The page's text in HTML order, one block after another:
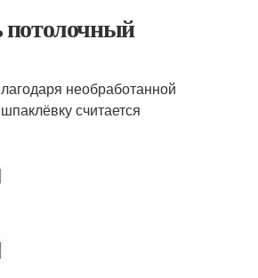
потолочный
необработанной
считается